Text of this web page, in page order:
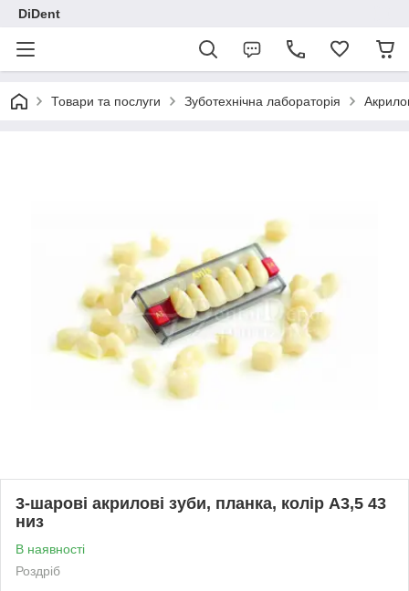
DiDent
Товари та послуги Зуботехнічна лабораторія
3-шарові акрилові зуби, планка, колір А3,5 43
низ
В наявності
Роздріб